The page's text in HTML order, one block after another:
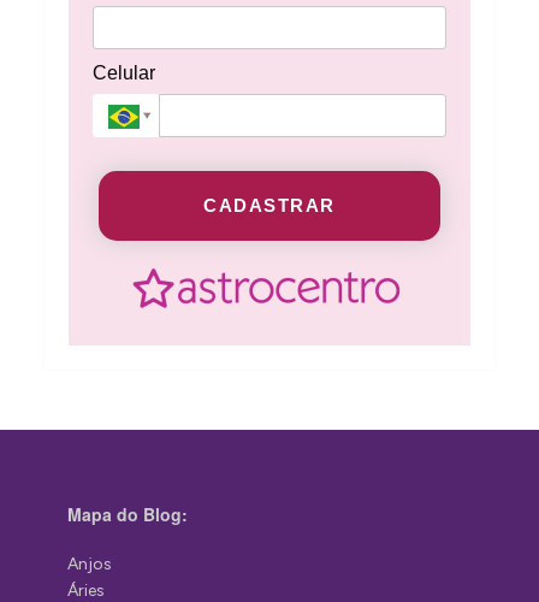
Celular
CADASTRAR
Mapa do Blog:
Anjos
Áries